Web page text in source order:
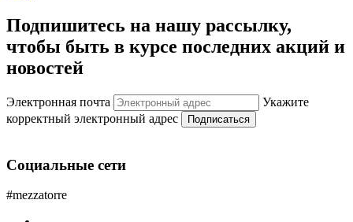
Подпишитесь на нашу рассылку,
чтобы быть в курсе последних акций и
новостей
Электронная почта
Укажите
корректный электронный адрес
Подписаться
Социальные сети
#mezzatorre